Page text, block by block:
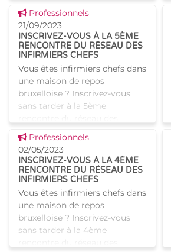
doivent répondre les
établissements pour aînés a
été adopté par le Collège réuni
de la Commission
communautaire commune. Il
entrer
Voir cette news
Professionnels
21/09/2023
INSCRIVEZ-VOUS À LA 5ÈME
RENCONTRE DU RÉSEAU DES
INFIRMIERS CHEFS
Vous êtes infirmiers chefs dans
une maison de repos
bruxelloise ? Inscrivez-vous
sans tarder à la 5ème
infirmiers chefs des maisons
de repos (MR) et maisons de
repos et de
Voir cette news
Professionnels
02/05/2023
INSCRIVEZ-VOUS À LA 4ÈME
RENCONTRE DU RÉSEAU DES
INFIRMIERS CHEFS
Vous êtes infirmiers chefs dans
une maison de repos
bruxelloise ? Inscrivez-vous
sans tarder à la 4ème